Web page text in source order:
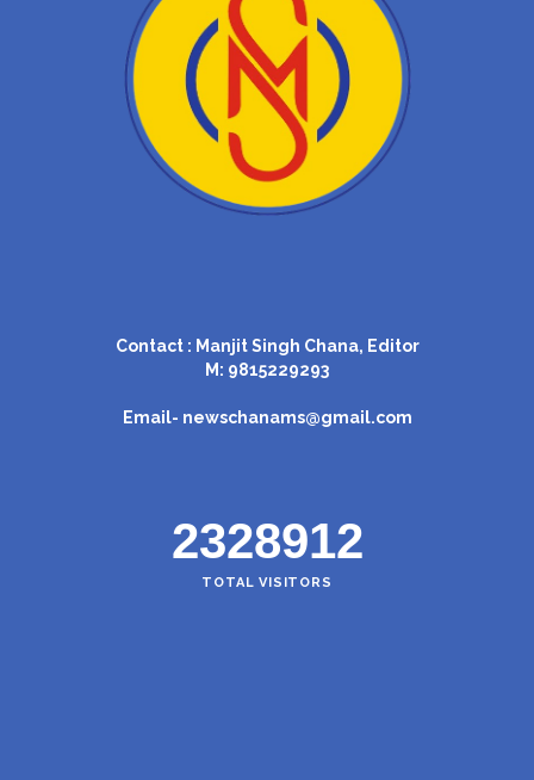
Contact : Manjit Singh Chana, Editor
M: 9815229293
Email- newschanams@gmail.com
2328912
TOTAL VISITORS